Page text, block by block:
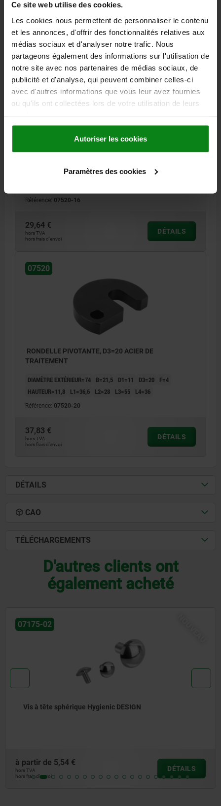
Ce site web utilise des cookies.
Les cookies nous permettent de personnaliser le contenu
et les annonces, d'offrir des fonctionnalités relatives aux
médias sociaux et d'analyser notre trafic. Nous
partageons également des informations sur l'utilisation de
notre site avec nos partenaires de médias sociaux, de
publicité et d'analyse, qui peuvent combiner celles-ci
avec d'autres informations que vous leur avez fournies
ou qu'ils ont collectées lors de votre utilisation de leurs
Autoriser les cookies
Paramètres des cookies
28,08 €
hors frais d’envoi
DÉTAILS
07520
DIAMÈTRE EXTÉRIEUR=68 B=17,5 D1=11 D3=16
Référence: 07520-16
29,64 €
hors TVA
hors frais d’envoi
DÉTAILS
07520
RONDELLE PIVOTANTE, D3=20 ACIER DE
TRAITEMENT
DIAMÈTRE EXTÉRIEUR=74 B=21,5 D1=11 D3=20
F=4
HAUTEUR=11,8
L1=36,6 L2=28 L3=55 L4=36
Référence: 07520-20
37,83 €
hors TVA
hors frais d’envoi
DÉTAILS
DÉTAILS
CAO
TÉLÉCHARGEMENTS
D'autres clients ont
également acheté
07532
Axes épaulés à tête plate en acier avec compensation
à partir de9,36 €
hors TVA
hors frais d’envoi
DÉTAILS